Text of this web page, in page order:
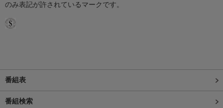
のみ表記が許されているマークです。
番組表
番組検索